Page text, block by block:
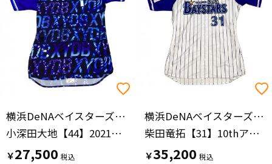
横浜DeNAベイスターズ(ヨコハマディーエヌエーベイスターズ)
小深田大地【44】2021スターナイト
￥27,500
横浜DeNAベイスターズ(ヨコハマディーエヌエーベイスターズ)
柴田竜拓【31】10thアニバーサリー
￥35,200